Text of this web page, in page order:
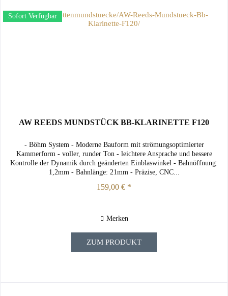
Sofort Verfügbar
AW REEDS MUNDSTÜCK BB-KLARINETTE F120
- Böhm System - Moderne Bauform mit strömungsoptimierter
Kammerform - voller, runder Ton - leichtere Ansprache und bessere
Kontrolle der Dynamik durch geänderten Einblaswinkel - Bahnöffnung:
1,2mm - Bahnlänge: 21mm - Präzise, CNC...
159,00 € *
Merken
ZUM PRODUKT